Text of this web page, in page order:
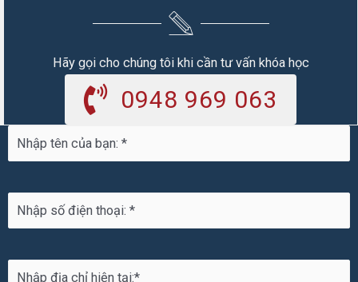
Hãy gọi cho chúng tôi khi cần tư vấn khóa học
0948 969 063